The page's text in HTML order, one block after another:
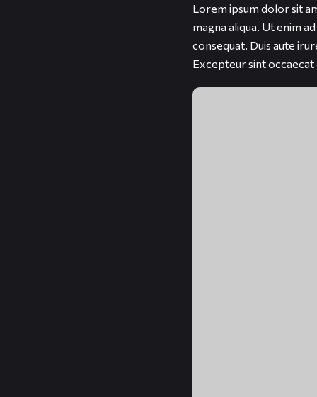
Lorem ipsum dolor sit
magna aliqua. Ut enim
consequat. Duis aute
Excepteur sint